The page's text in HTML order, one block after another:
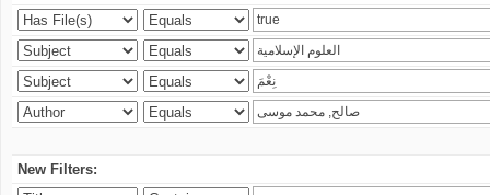
New Filters: